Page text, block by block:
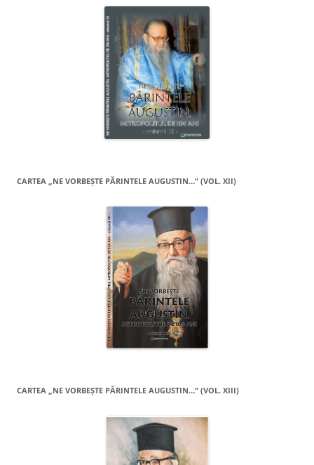
CARTEA „NE VORBEŞTE PĂRINTELE AUGUSTIN…” (VOL. XII)
CARTEA „NE VORBEŞTE PĂRINTELE AUGUSTIN…” (VOL. XIII)